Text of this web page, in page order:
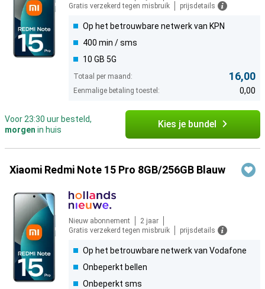
Gratis verzekerd tegen misbruik
prijsdetails
Op het betrouwbare netwerk van KPN
400 min / sms
10 GB 5G
Totaal per maand: 16,00
Eenmalige betaling toestel: 0,00
Voor 23:30 uur besteld,
morgen in huis Kies je bundel
Xiaomi Redmi Note 15 Pro 8GB/256GB Blauw
Nieuw abonnement
2 jaar
Gratis verzekerd tegen misbruik
prijsdetails
Op het betrouwbare netwerk van Vodafone
Onbeperkt bellen
Onbeperkt sms